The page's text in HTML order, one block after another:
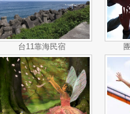
台11靠海民宿